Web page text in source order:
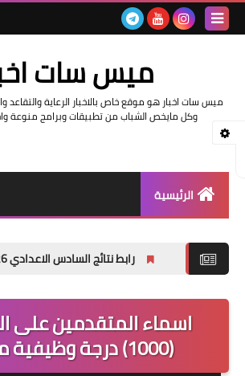
ميس سات
ميس سات اخبار هو موقع خاص بالاخبار الرعاية والتقاعد
وكل مايخص الشباب من تطبيقات وبرامج منوعة واخر
الرئيسية
اخبار وزارة
اخبار وزارة
التقاعد
رابط نتائج السادس الاعدادي 2026 الدور الاول في العراق | موقع نتائجنا
اسماء المتقدمين على
(1000) درجة وظيفية ميسان